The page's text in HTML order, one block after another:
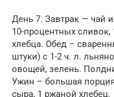
День 7. Завтрак — чай
10-процентных
хлебца. Обед –
штуки) с 1-2 ч. л.
овощей, зелень.
Ужин – большая
сыра, 1 ржаной хлебец.